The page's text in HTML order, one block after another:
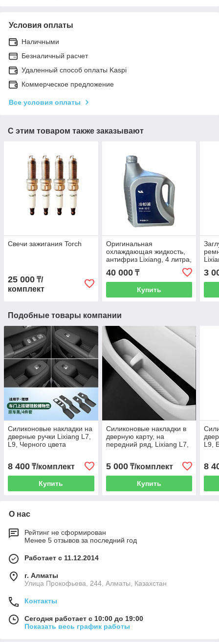
Условия оплаты
Наличными
Безналичный расчет
Удаленный способ оплаты Kaspi
Коммерческое предложение
Все условия оплаты
С этим товаром также заказывают
Свечи зажигания Torch
25 000 ₸/
комплект
Оригинальная
охлаждающая жидкость,
антифриз Lixiang, 4 литра,
Z99-99990041
40 000₸
Купить
3
Подобные товары компании
Силиконовые накладки на
дверные ручки Lixiang L7,
L9, Черного цвета
8 400 ₸/комплект
Купить
Силиконовые накладки в
дверную карту, на
передний ряд, Lixiang L7,
5 000₸/комплект
Купить
L9,
8
О нас
Рейтинг не сформирован
Менее 5 отзывов за последний год
Работает с 11.12.2014
г. Алматы
​Улица Прокофьева, 244, Алматы, Казахстан
Контакты
Сегодня работает с 10:00 до 19:00
Показать весь график работы